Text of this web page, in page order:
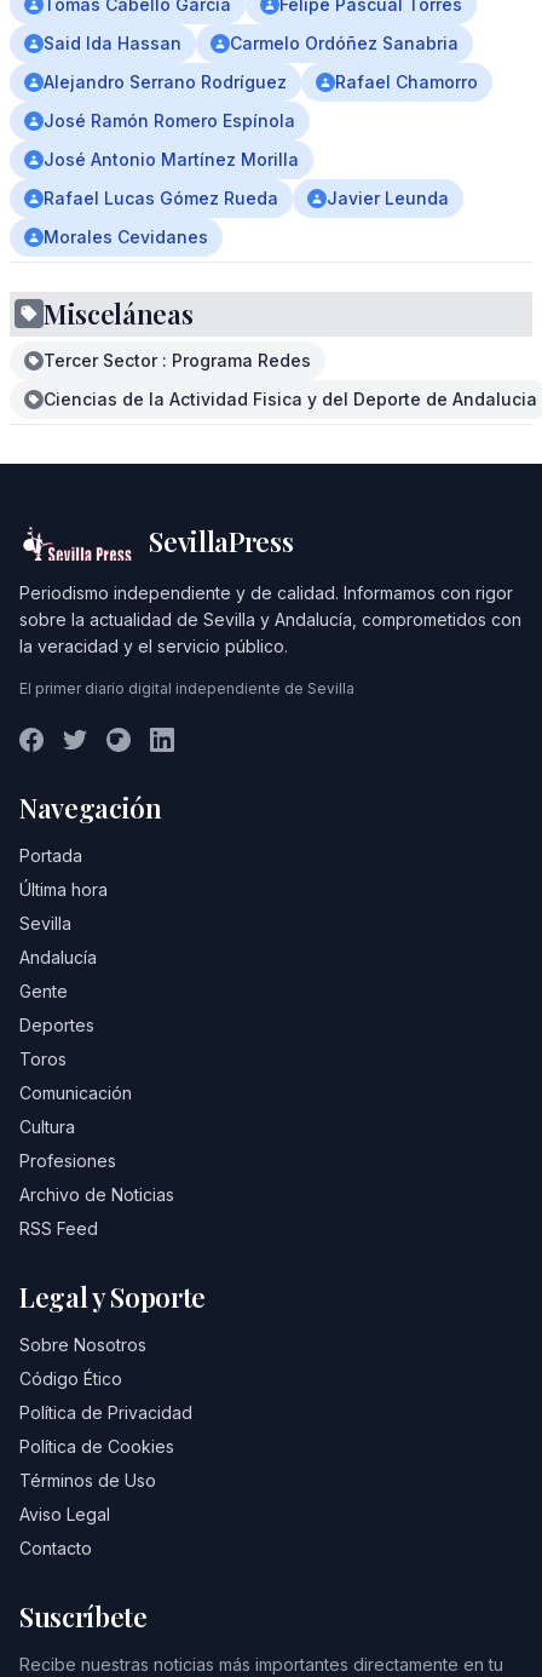
Tomás Cabello García
Felipe Pascual Torres
Said Ida Hassan
Carmelo Ordóñez Sanabria
Alejandro Serrano Rodríguez
Rafael Chamorro
José Ramón Romero Espínola
José Antonio Martínez Morilla
Rafael Lucas Gómez Rueda
Javier Leunda
Morales Cevidanes
Misceláneas
Tercer Sector : Programa Redes
Ciencias de la Actividad Fisica y del Deporte de Andalucia
SevillaPress
Periodismo independiente y de calidad. Informamos con rigor
sobre la actualidad de Sevilla y Andalucía, comprometidos con
la veracidad y el servicio público.
El primer diario digital independiente de Sevilla
Navegación
Portada
Última hora
Sevilla
Andalucía
Gente
Deportes
Toros
Comunicación
Cultura
Profesiones
Archivo de Noticias
RSS Feed
Legal y Soporte
Sobre Nosotros
Código Ético
Política de Privacidad
Política de Cookies
Términos de Uso
Aviso Legal
Contacto
Suscríbete
Recibe nuestras noticias más importantes directamente en tu